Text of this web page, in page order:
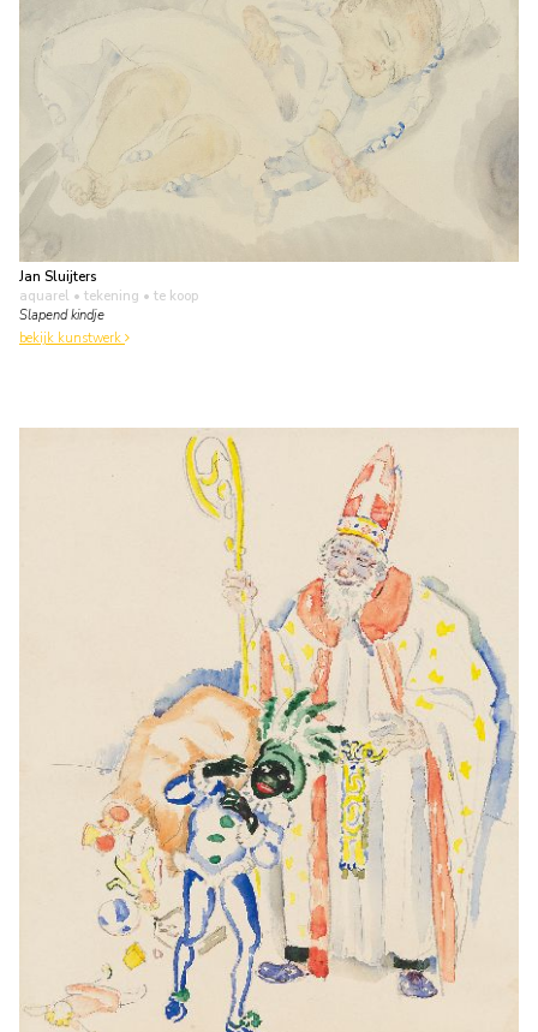
Jan Sluijters
aquarel • tekening • te koop
Slapend kindje
bekijk kunstwerk